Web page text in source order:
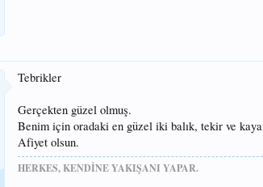
Tebrikler
Gerçekten güzel olmuş.
Benim için oradaki en güzel iki balık, tekir ve kaya
Afiyet olsun.
HERKES, KENDİNE YAKIŞANI YAPAR.